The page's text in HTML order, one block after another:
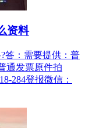
资料
答：需要提供：普
通发票原件拍
284登报微信：